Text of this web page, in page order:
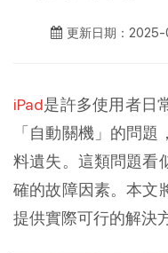
更新日期：
iPad是許多使用者日
「自動關機」的問
料遺失。這類問題看
確的故障因素。本文
提供實際可行的解決